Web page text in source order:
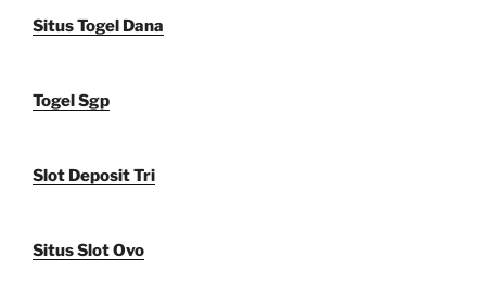
Situs Togel Dana
Togel Sgp
Slot Deposit Tri
Situs Slot Ovo